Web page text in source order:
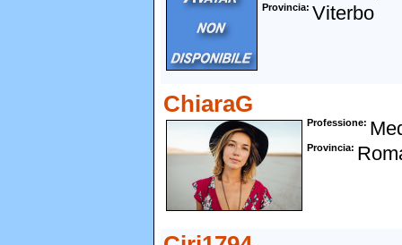
Provincia Viterbo
ChiaraG
Professione
Provincia